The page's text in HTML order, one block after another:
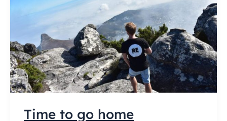
Time to go home